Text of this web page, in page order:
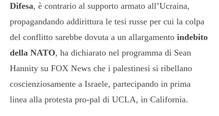
Difesa, è contrario al supporto armato all’Ucraina,
propagandando addirittura le tesi russe per cui la colpa
del conflitto sarebbe dovuta a un allargamento indebito
della NATO, ha dichiarato nel programma di Sean
Hannity su FOX News che i palestinesi si ribellano
coscienziosamente a Israele, partecipando in prima
linea alla protesta pro-pal di UCLA, in California.